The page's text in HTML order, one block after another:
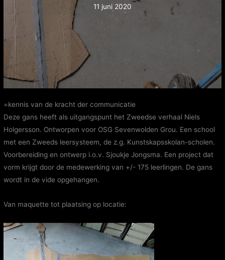
11 juni 2020
=kennis van de kracht der communicatie
Deze gans heeft als uitgangspunt het Zweedse verhaal Niels
Holgersson. Ontworpen voor OSG Sevenwolden Grou. Een school
met een Zweeds leersysteem, de z.g. Kunstskapsskolan-scholen.
Voorbereiding en ontwerp i.o.v. Sjoukje Jongsma. Een project dat
vorm krijgt door de medewerking van +/- 175 leerlingen. De gans
wordt in de vide opgehangen.
Van maquette tot plaatsing op locatie: